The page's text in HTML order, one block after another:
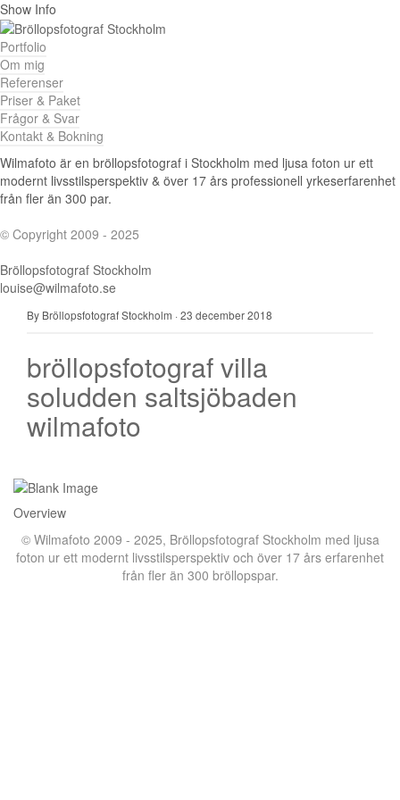
Show Info
Portfolio
Om mig
Referenser
Priser & Paket
Frågor & Svar
Kontakt & Bokning
Wilmafoto är en bröllopsfotograf i Stockholm med ljusa foton ur ett
modernt livsstilsperspektiv & över 17 års professionell yrkeserfarenhet
från fler än 300 par.
© Copyright 2009 - 2025
Bröllopsfotograf Stockholm
louise@wilmafoto.se
By Bröllopsfotograf Stockholm ·23 december 2018
bröllopsfotograf villa
soludden saltsjöbaden
wilmafoto
Overview
© Wilmafoto 2009 - 2025, Bröllopsfotograf Stockholm med ljusa
foton ur ett modernt livsstilsperspektiv och över 17 års erfarenhet
från fler än 300 bröllopspar.